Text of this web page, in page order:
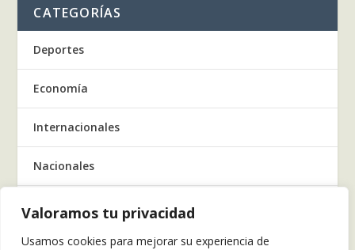
Valoramos tu privacidad
Usamos cookies para mejorar su experiencia de
CATEGORÍAS
Deportes
Economía
Internacionales
Nacionales
Regionales
Salud